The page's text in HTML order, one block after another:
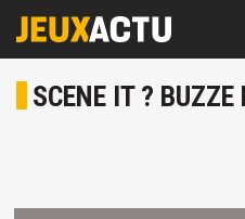
SCENE IT ? BUZZE